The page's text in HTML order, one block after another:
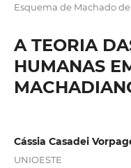
Esquema de Machado de
A TEORIA
HUMANAS
Cássia Casadei
UNIOESTE